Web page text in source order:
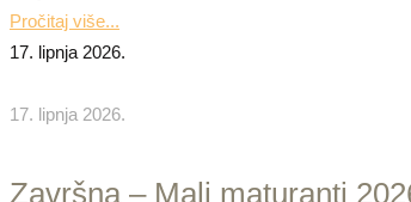
Pročitaj više...
17. lipnja 2026.
17. lipnja 2026.
Završna – Mali maturanti